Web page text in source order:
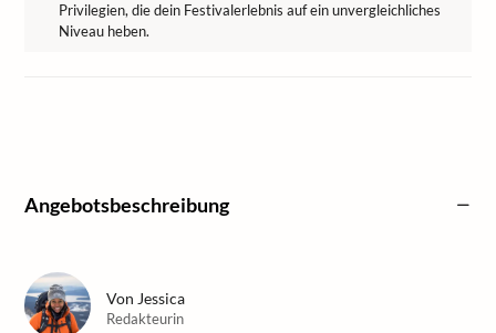
Privilegien, die dein Festivalerlebnis auf ein unvergleichliches
Niveau heben.
Angebotsbeschreibung
Von Jessica
Redakteurin